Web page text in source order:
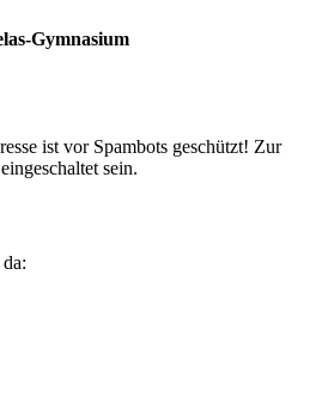
Gymnasium
ist vor Spambots geschützt! Zur
sein.